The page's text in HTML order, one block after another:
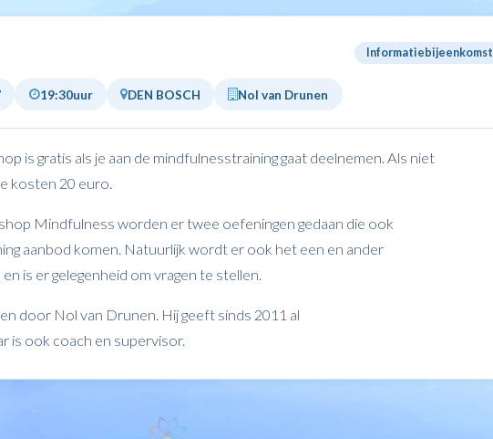
Informatiebijeenkomst
19:30uur DEN BOSCH Nol van Drunen
is gratis als je aan de mindfulnesstraining gaat deelnemen. Als niet
kosten 20 euro.
Mindfulness worden er twee oefeningen gedaan die ook
aanbod komen. Natuurlijk wordt er ook het een en ander
is er gelegenheid om vragen te stellen.
door Nol van Drunen. Hij geeft sinds 2011 al
is ook coach en supervisor.